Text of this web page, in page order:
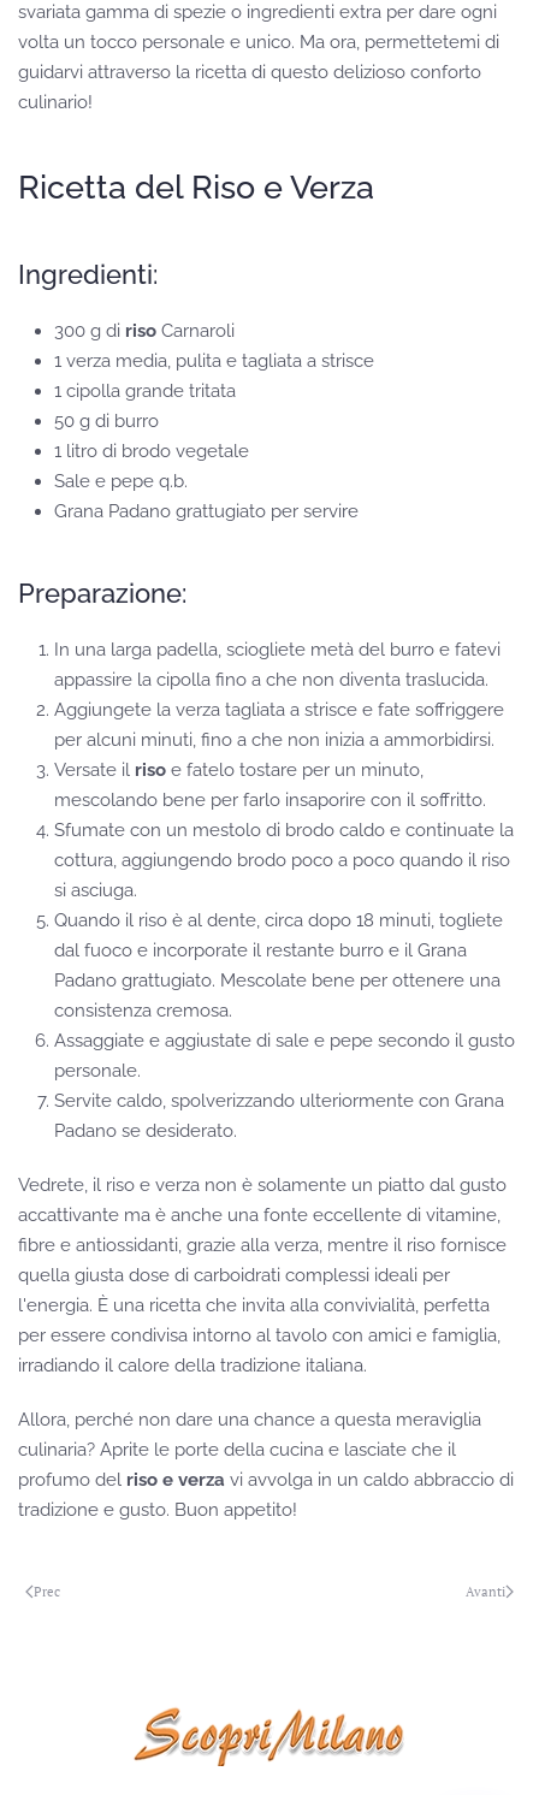
svariata gamma di spezie o ingredienti extra per dare ogni
volta un tocco personale e unico. Ma ora, permettetemi di
guidarvi attraverso la ricetta di questo delizioso conforto
culinario!
Ricetta del Riso e Verza
Ingredienti:
300 g di riso Carnaroli
1 verza media, pulita e tagliata a strisce
1 cipolla grande tritata
50 g di burro
1 litro di brodo vegetale
Sale e pepe q.b.
Grana Padano grattugiato per servire
Preparazione:
In una larga padella, sciogliete metà del burro e fatevi
appassire la cipolla fino a che non diventa traslucida.
Aggiungete la verza tagliata a strisce e fate soffriggere
per alcuni minuti, fino a che non inizia a ammorbidirsi.
Versate il riso e fatelo tostare per un minuto,
mescolando bene per farlo insaporire con il soffritto.
Sfumate con un mestolo di brodo caldo e continuate la
cottura, aggiungendo brodo poco a poco quando il riso
si asciuga.
Quando il riso è al dente, circa dopo 18 minuti, togliete
dal fuoco e incorporate il restante burro e il Grana
Padano grattugiato. Mescolate bene per ottenere una
consistenza cremosa.
Assaggiate e aggiustate di sale e pepe secondo il gusto
personale.
Servite caldo, spolverizzando ulteriormente con Grana
Padano se desiderato.
Vedrete, il riso e verza non è solamente un piatto dal gusto
accattivante ma è anche una fonte eccellente di vitamine,
fibre e antiossidanti, grazie alla verza, mentre il riso fornisce
quella giusta dose di carboidrati complessi ideali per
l'energia. È una ricetta che invita alla convivialità, perfetta
per essere condivisa intorno al tavolo con amici e famiglia,
irradiando il calore della tradizione italiana.
Allora, perché non dare una chance a questa meraviglia
culinaria? Aprite le porte della cucina e lasciate che il
profumo del riso e verza vi avvolga in un caldo abbraccio di
tradizione e gusto. Buon appetito!
Prec Avanti